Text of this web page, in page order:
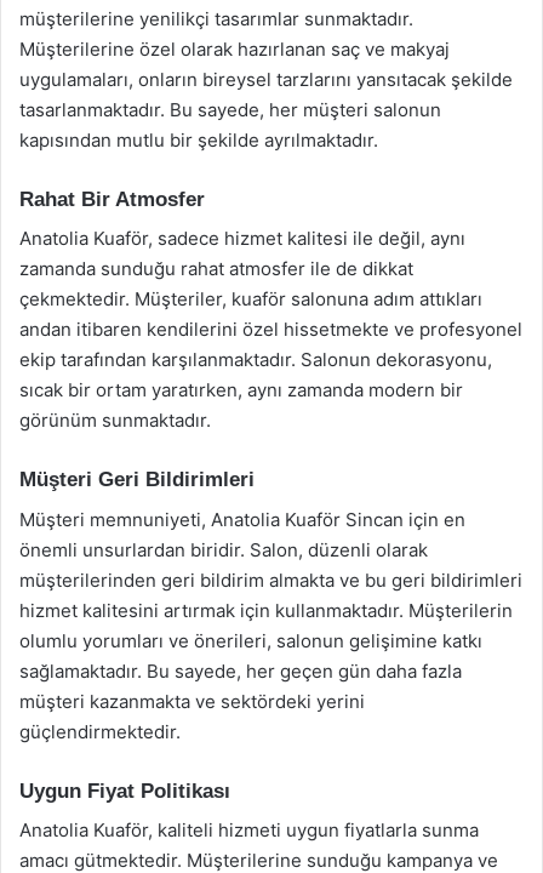
müşterilerine yenilikçi tasarımlar sunmaktadır.
Müşterilerine özel olarak hazırlanan saç ve makyaj
uygulamaları, onların bireysel tarzlarını yansıtacak şekilde
tasarlanmaktadır. Bu sayede, her müşteri salonun
kapısından mutlu bir şekilde ayrılmaktadır.
Rahat Bir Atmosfer
Anatolia Kuaför, sadece hizmet kalitesi ile değil, aynı
zamanda sunduğu rahat atmosfer ile de dikkat
çekmektedir. Müşteriler, kuaför salonuna adım attıkları
andan itibaren kendilerini özel hissetmekte ve profesyonel
ekip tarafından karşılanmaktadır. Salonun dekorasyonu,
sıcak bir ortam yaratırken, aynı zamanda modern bir
görünüm sunmaktadır.
Müşteri Geri Bildirimleri
Müşteri memnuniyeti, Anatolia Kuaför Sincan için en
önemli unsurlardan biridir. Salon, düzenli olarak
müşterilerinden geri bildirim almakta ve bu geri bildirimleri
hizmet kalitesini artırmak için kullanmaktadır. Müşterilerin
olumlu yorumları ve önerileri, salonun gelişimine katkı
sağlamaktadır. Bu sayede, her geçen gün daha fazla
müşteri kazanmakta ve sektördeki yerini
güçlendirmektedir.
Uygun Fiyat Politikası
Anatolia Kuaför, kaliteli hizmeti uygun fiyatlarla sunma
amacı gütmektedir. Müşterilerine sunduğu kampanya ve